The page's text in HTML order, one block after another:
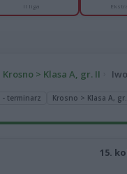
II liga
Krosno > Klasa A, gr. II
- terminarz Krosno > Klasa A,
15.